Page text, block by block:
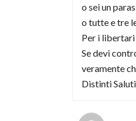
o sei un
o tutte e tre
Per i libertari
Se devi
veramente
Distinti Saluti